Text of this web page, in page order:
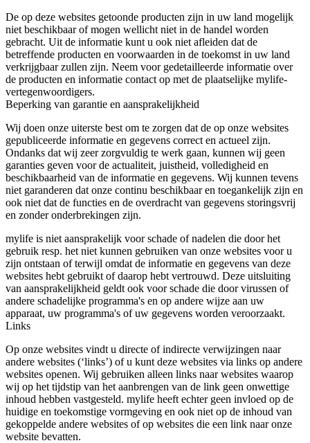
De op deze websites getoonde producten zijn in uw land mogelijk
niet beschikbaar of mogen wellicht niet in de handel worden
gebracht. Uit de informatie kunt u ook niet afleiden dat de
betreffende producten en voorwaarden in de toekomst in uw land
verkrijgbaar zullen zijn. Neem voor gedetailleerde informatie over
de producten en informatie contact op met de plaatselijke mylife-
vertegenwoordigers.
Beperking van garantie en aansprakelijkheid
Wij doen onze uiterste best om te zorgen dat de op onze websites
gepubliceerde informatie en gegevens correct en actueel zijn.
Ondanks dat wij zeer zorgvuldig te werk gaan, kunnen wij geen
garanties geven voor de actualiteit, juistheid, volledigheid en
beschikbaarheid van de informatie en gegevens. Wij kunnen tevens
niet garanderen dat onze continu beschikbaar en toegankelijk zijn en
ook niet dat de functies en de overdracht van gegevens storingsvrij
en zonder onderbrekingen zijn.
mylife is niet aansprakelijk voor schade of nadelen die door het
gebruik resp. het niet kunnen gebruiken van onze websites voor u
zijn ontstaan of terwijl omdat de informatie en gegevens van deze
websites hebt gebruikt of daarop hebt vertrouwd. Deze uitsluiting
van aansprakelijkheid geldt ook voor schade die door virussen of
andere schadelijke programma's en op andere wijze aan uw
apparaat, uw programma's of uw gegevens worden veroorzaakt.
Links
Op onze websites vindt u directe of indirecte verwijzingen naar
andere websites (‘links’) of u kunt deze websites via links op andere
websites openen. Wij gebruiken alleen links naar websites waarop
wij op het tijdstip van het aanbrengen van de link geen onwettige
inhoud hebben vastgesteld. mylife heeft echter geen invloed op de
huidige en toekomstige vormgeving en ook niet op de inhoud van
gekoppelde andere websites of op websites die een link naar onze
website bevatten.